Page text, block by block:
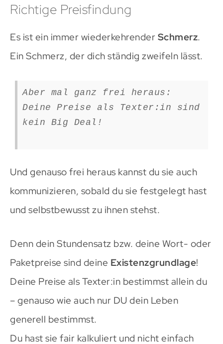
Richtige Preisfindung
Es ist ein immer wiederkehrender Schmerz.
Ein Schmerz, der dich ständig zweifeln lässt.
Aber mal ganz frei heraus:
Deine Preise als Texter:in sind
kein Big Deal!
Und genauso frei heraus kannst du sie auch
kommunizieren, sobald du sie festgelegt hast
und selbstbewusst zu ihnen stehst.
Denn dein Stundensatz bzw. deine Wort- oder
Paketpreise sind deine Existenzgrundlage!
Deine Preise als Texter:in bestimmst allein du
– genauso wie auch nur DU dein Leben
generell bestimmst.
Du hast sie fair kalkuliert und nicht einfach